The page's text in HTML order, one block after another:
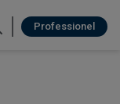
Professionel